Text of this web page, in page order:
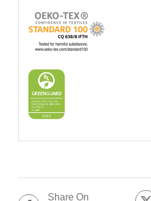
Share On